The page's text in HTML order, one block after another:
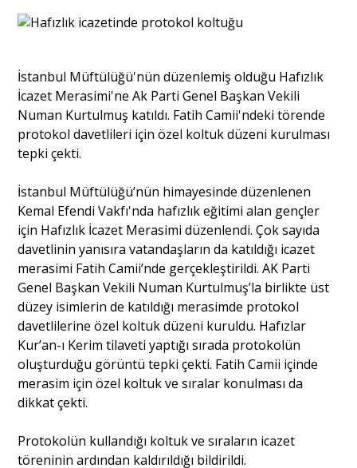
Ekonomi
Yorum - Analiz
Söyleşi
Yazı Dizisi
Portre
İstanbul Müftülüğü'nün düzenlemiş olduğu Hafızlık
İcazet Merasimi'ne Ak Parti Genel Başkan Vekili
Numan Kurtulmuş katıldı. Fatih Camii'ndeki törende
protokol davetlileri için özel koltuk düzeni kurulması
tepki çekti.
İstanbul Müftülüğü’nün himayesinde düzenlenen
Kemal Efendi Vakfı'nda hafızlık eğitimi alan gençler
için Hafızlık İcazet Merasimi düzenlendi. Çok sayıda
davetlinin yanısıra vatandaşların da katıldığı icazet
merasimi Fatih Camii’nde gerçekleştirildi. AK Parti
Genel Başkan Vekili Numan Kurtulmuş’la birlikte üst
düzey isimlerin de katıldığı merasimde protokol
davetlilerine özel koltuk düzeni kuruldu. Hafızlar
Kur’an-ı Kerim tilaveti yaptığı sırada protokolün
oluşturduğu görüntü tepki çekti. Fatih Camii içinde
merasim için özel koltuk ve sıralar konulması da
dikkat çekti.
Protokolün kullandığı koltuk ve sıraların icazet
töreninin ardından kaldırıldığı bildirildi.